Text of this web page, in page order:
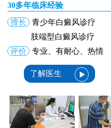
30多年临床经验
擅长
青少年白癜风诊疗
肢端型白癜风诊疗
评价
专业、有耐心、热情
了解医生